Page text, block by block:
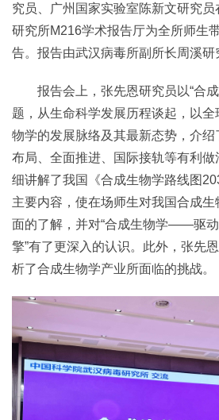
究员、广州国家实验室陈新文研究
研究所M216学术报告厅为全所师生
告。报告由武汉病毒所副所长周溪研
报告会上，张先恩研究员以“合
题，从生命科学发展历程谈起，以
物学的发展脉络及其最新态势，介
布局、全面推进、国际接轨等有利
细讲解了我国《合成生物学路线图
主要内容，使在场师生对我国合成
面的了解，并对“合成生物学——驱动
擎”有了更深入的认识。此外，张先
析了合成生物学产业所面临的挑战。